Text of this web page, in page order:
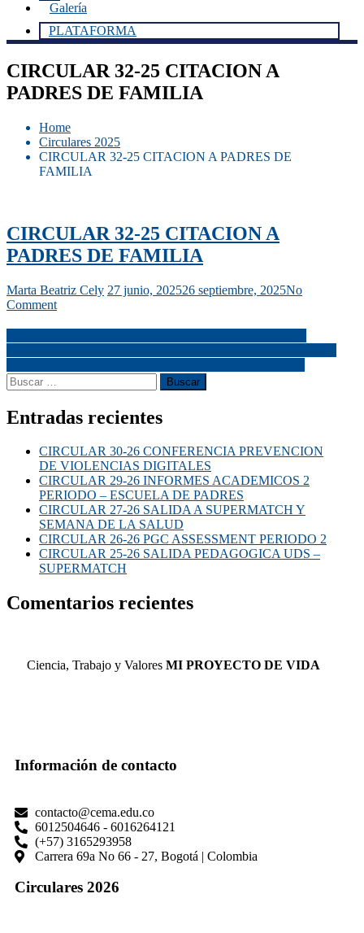
Galería
PLATAFORMA
CIRCULAR 32-25 CITACION A
PADRES DE FAMILIA
Home
Circulares 2025
CIRCULAR 32-25 CITACION A PADRES DE
FAMILIA
CIRCULAR 32-25 CITACION A
PADRES DE FAMILIA
Marta Beatriz Cely 27 junio, 202526 septiembre, 2025No
Comment
Entradas recientes
CIRCULAR 30-26 CONFERENCIA PREVENCION
DE VIOLENCIAS DIGITALES
CIRCULAR 29-26 INFORMES ACADEMICOS 2
PERIODO – ESCUELA DE PADRES
CIRCULAR 27-26 SALIDA A SUPERMATCH Y
SEMANA DE LA SALUD
CIRCULAR 26-26 PGC ASSESSMENT PERIODO 2
CIRCULAR 25-26 SALIDA PEDAGOGICA UDS –
SUPERMATCH
Comentarios recientes
Ciencia, Trabajo y Valores MI PROYECTO DE VIDA
Información de contacto
contacto@cema.edu.co
6012504646 - 6016264121
(+57) 3165293958
Carrera 69a No 66 - 27, Bogotá | Colombia
Circulares 2026